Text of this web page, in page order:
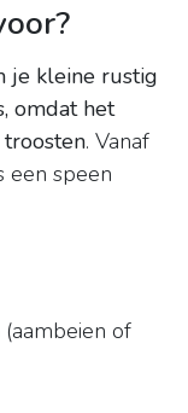
je kleine rustig
omdat het
. Vanaf
een speen
(aambeien of